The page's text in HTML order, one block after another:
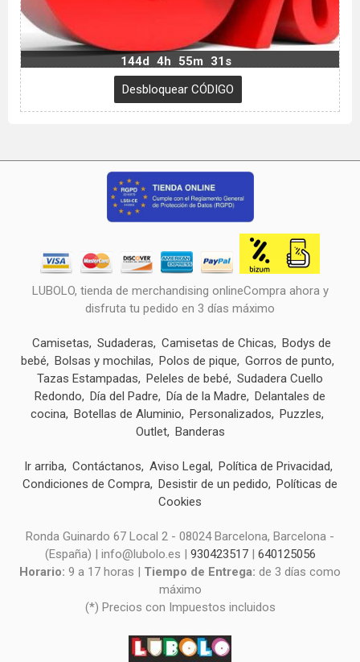
144d 4h 55m 30s
LUBOLO, tienda de merchandising onlineCompra ahora y
disfruta tu pedido en 3 días máximo
Camisetas Sudaderas Camisetas de Chicas
Bodys de
bebé
Bolsas y mochilas Polos de pique
Gorros de punto
Tazas Estampadas
Peleles de bebé
Sudadera Cuello
Redondo
Día del Padre Día de la Madre
Delantales de
cocina Botellas de Aluminio Personalizados
Puzzles
Outlet Banderas
Ir arriba Contáctanos Aviso Legal
Política de Privacidad
Condiciones de Compra Desistir de un pedido
Políticas de
Cookies
Ronda Guinardo 67 Local 2 - 08024 Barcelona, Barcelona -
(España) | info@lubolo.es | 930423517| 640125056
Horario: 9 a 17 horas | Tiempo de Entrega: de 3 días como
máximo
(*) Precios con Impuestos incluidos